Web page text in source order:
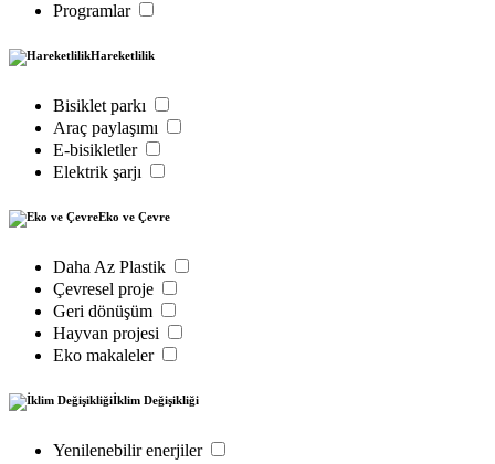
Programlar
Hareketlilik
Bisiklet parkı
Araç paylaşımı
E-bisikletler
Elektrik şarjı
Eko ve Çevre
Daha Az Plastik
Çevresel proje
Geri dönüşüm
Hayvan projesi
Eko makaleler
İklim Değişikliği
Yenilenebilir enerjiler